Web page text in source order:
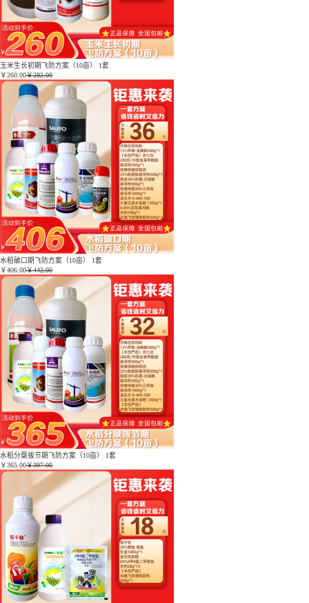
玉米生长初期飞防方案（10亩） 1套
￥260.00￥282.00
水稻破口期飞防方案（10亩） 1套
￥406.00￥442.00
水稻分蘖拔节期飞防方案（10亩） 1套
￥365.00￥397.00